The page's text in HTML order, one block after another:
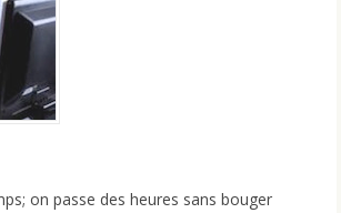
on passe des heures sans bouger